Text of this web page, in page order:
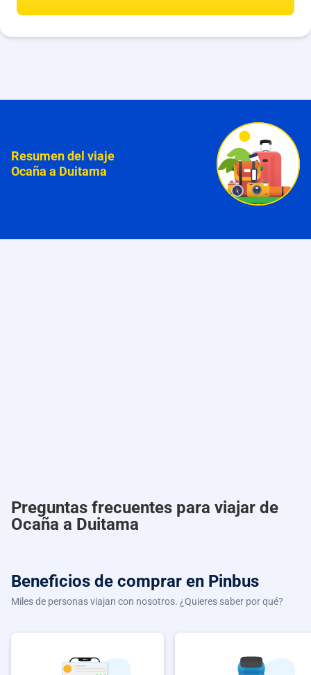
Resumen del viaje
Ocaña a Duitama
Preguntas frecuentes para viajar de
Ocaña a Duitama
Beneficios de comprar en Pinbus
Miles de personas viajan con nosotros. ¿Quieres saber por qué?